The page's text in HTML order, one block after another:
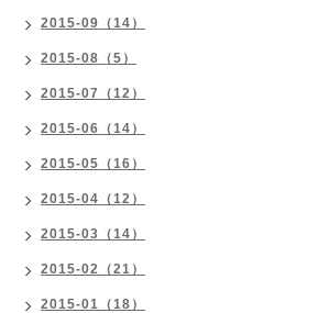
2015-09（14）
2015-08（5）
2015-07（12）
2015-06（14）
2015-05（16）
2015-04（12）
2015-03（14）
2015-02（21）
2015-01（18）